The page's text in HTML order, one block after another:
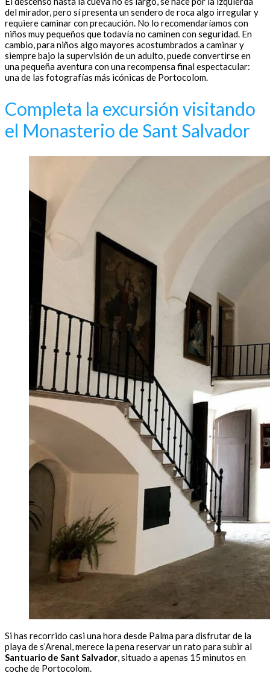
del mirador, pero sí presenta un sendero de roca algo irregular y
requiere caminar con precaución. No lo recomendaríamos con
niños muy pequeños que todavía no caminen con seguridad. En
cambio, para niños algo mayores acostumbrados a caminar y
siempre bajo la supervisión de un adulto, puede convertirse en
una pequeña aventura con una recompensa final espectacular:
una de las fotografías más icónicas de Portocolom.
Completa la excursión visitando
el Monasterio de Sant Salvador
Si has recorrido casi una hora desde Palma para disfrutar de la
playa de s’Arenal, merece la pena reservar un rato para subir al
Santuario de Sant Salvador, situado a apenas 15 minutos en
coche de Portocolom.